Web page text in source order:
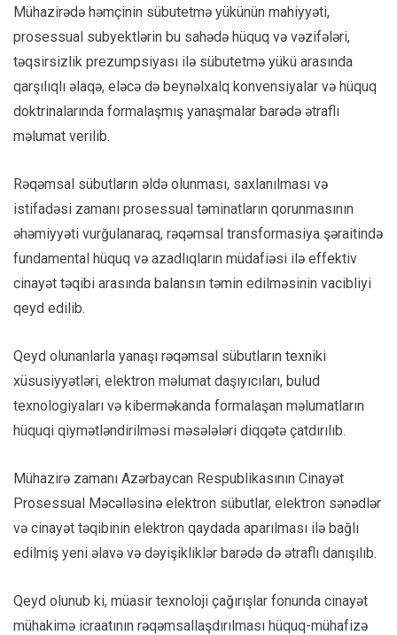
Mühazirədə həmçinin sübutetmə yükünün mahiyyəti,
prosessual subyektlərin bu sahədə hüquq və vəzifələri,
təqsirsizlik prezumpsiyası ilə sübutetmə yükü arasında
qarşılıqlı əlaqə, eləcə də beynəlxalq konvensiyalar və hüquq
doktrinalarında formalaşmış yanaşmalar barədə ətraflı
məlumat verilib.
Rəqəmsal sübutların əldə olunması, saxlanılması və
istifadəsi zamanı prosessual təminatların qorunmasının
əhəmiyyəti vurğulanaraq, rəqəmsal transformasiya şəraitində
fundamental hüquq və azadlıqların müdafiəsi ilə effektiv
cinayət təqibi arasında balansın təmin edilməsinin vacibliyi
qeyd edilib.
Qeyd olunanlarla yanaşı rəqəmsal sübutların texniki
xüsusiyyətləri, elektron məlumat daşıyıcıları, bulud
texnologiyaları və kiberməkanda formalaşan məlumatların
hüquqi qiymətləndirilməsi məsələləri diqqətə çatdırılıb.
Mühazirə zamanı Azərbaycan Respublikasının Cinayət
Prosessual Məcəlləsinə elektron sübutlar, elektron sənədlər
və cinayət təqibinin elektron qaydada aparılması ilə bağlı
edilmiş yeni əlavə və dəyişikliklər barədə də ətraflı danışılıb.
Qeyd olunub ki, müasir texnoloji çağırışlar fonunda cinayət
mühakimə icraatının rəqəmsallaşdırılması hüquq-mühafizə